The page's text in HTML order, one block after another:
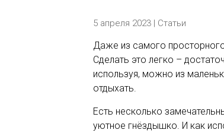
5 апреля 2023 | Статьи
Даже из самого
Сделать это легко –
используя, можно из
отдыхать.
Есть несколько
уютное гнёздышко. И как